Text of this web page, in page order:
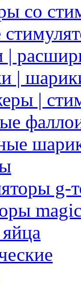
со
|
|
|
g-